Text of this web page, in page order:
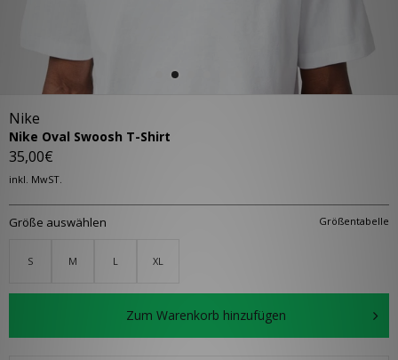
Nike
Nike Oval Swoosh T-Shirt
35,00€
inkl. MwST.
Größentabelle
Größe auswählen
S M L XL
Zum Warenkorb hinzufügen